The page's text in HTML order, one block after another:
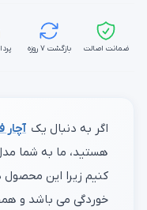
ضمانت اصالت بازگشت ۷ روزه
اگر به دنبال یک آچار
کنیم زیرا این محصول
خوردگی می باشد و